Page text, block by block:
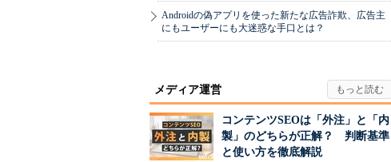
Androidの偽アプリを使った新たな広告詐欺、広告主
にもユーザーにも大迷惑な手口とは？
メディア運営
コンテンツSEOは「外注」と「内
製」のどちらが正解？ 判断基準
と使い方を徹底解説